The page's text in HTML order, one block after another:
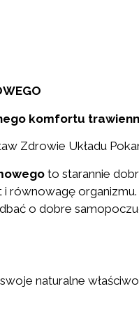
komfortu
Zdrowie Układu
to starannie
organizmu.
o dobre
naturalne